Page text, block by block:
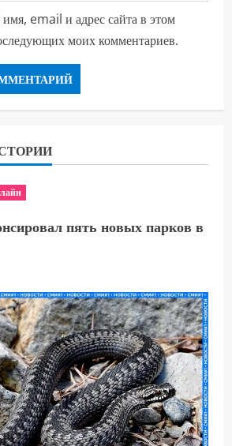
email и адрес сайта в этом
моих комментариев.
пять новых парков в